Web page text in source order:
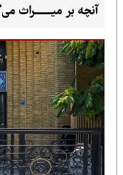
آنچه بر میــــــــراث می‌گذرد